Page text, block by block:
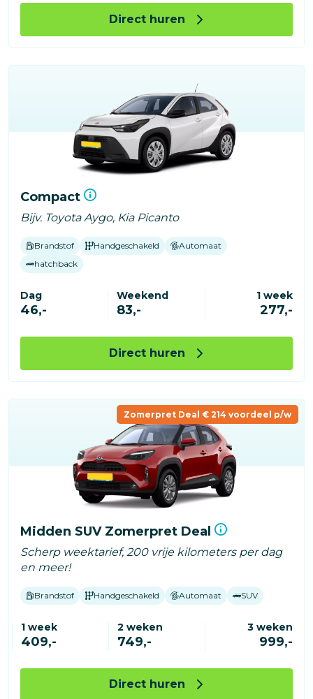
Direct huren
Compact
Bijv. Toyota Aygo, Kia Picanto
Brandstof Handgeschakeld
Automaat
hatchback
Dag
46,-
Weekend
83,-
1 week
277,-
Direct huren
Zomerpret Deal € 214 voordeel p/w
Midden SUV Zomerpret Deal
Scherp weektarief, 200 vrije kilometers per dag
en meer!
Brandstof Handgeschakeld Automaat SUV
1 week
409,-
2 weken
749,-
3 weken
999,-
Direct huren